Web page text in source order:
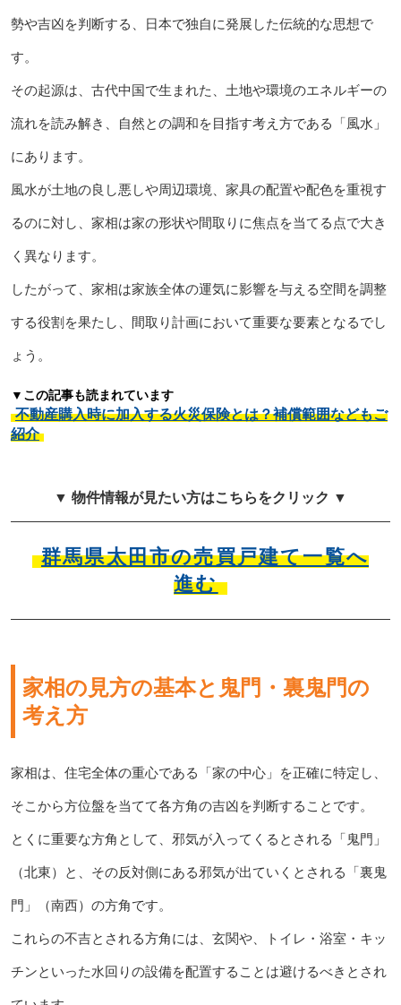
勢や吉凶を判断する、日本で独自に発展した伝統的な思想で
す。
その起源は、古代中国で生まれた、土地や環境のエネルギーの
流れを読み解き、自然との調和を目指す考え方である「風水」
にあります。
風水が土地の良し悪しや周辺環境、家具の配置や配色を重視す
るのに対し、家相は家の形状や間取りに焦点を当てる点で大き
く異なります。
したがって、家相は家族全体の運気に影響を与える空間を調整
する役割を果たし、間取り計画において重要な要素となるでし
ょう。
▼この記事も読まれています
不動産購入時に加入する火災保険とは？補償範囲などもご
紹介
▼ 物件情報が見たい方はこちらをクリック ▼
群馬県太田市の売買戸建て一覧へ
進む
家相の見方の基本と鬼門・裏鬼門の
考え方
家相は、住宅全体の重心である「家の中心」を正確に特定し、
そこから方位盤を当てて各方角の吉凶を判断することです。
とくに重要な方角として、邪気が入ってくるとされる「鬼門」
（北東）と、その反対側にある邪気が出ていくとされる「裏鬼
門」（南西）の方角です。
これらの不吉とされる方角には、玄関や、トイレ・浴室・キッ
チンといった水回りの設備を配置することは避けるべきとされ